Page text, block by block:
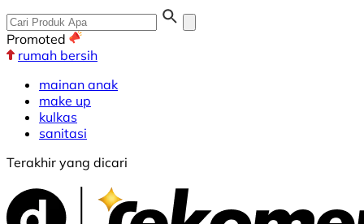
Promoted
rumah bersih
mainan anak
make up
kulkas
sanitasi
Terakhir yang dicari